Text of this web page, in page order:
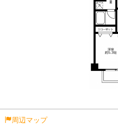
周辺マップ